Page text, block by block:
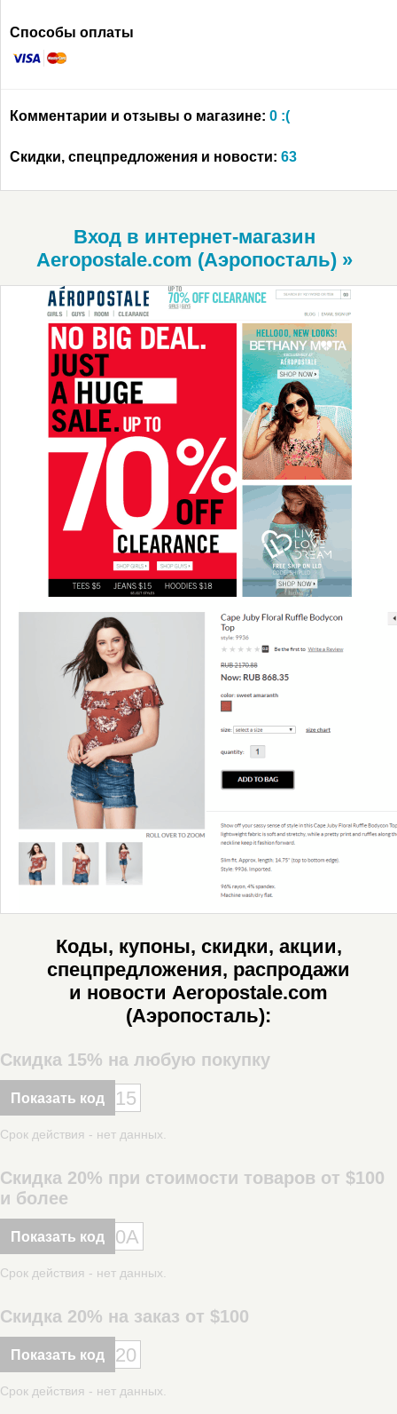
Способы оплаты
Комментарии и отзывы о магазине: 0 :(
Скидки, спецпредложения и новости: 63
Вход в интернет-магазин
Aeropostale.com (Аэропосталь) »
Коды, купоны, скидки, акции,
спецпредложения, распродажи
и новости Aeropostale.com
(Аэропосталь):
Скидка 15% на любую покупку
Показать код 15
Срок действия - нет данных.
Скидка 20% при стоимости товаров от $100
и более
Показать код 0A
Срок действия - нет данных.
Скидка 20% на заказ от $100
Показать код 20
Срок действия - нет данных.